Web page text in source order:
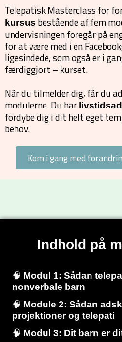
Telepatisk Masterclass for
kursus bestående af fem
undervisningen foregår på
for at være med i en
ligesindede, som også er i
færdiggjort – kurset.
Når du tilmelder dig, får du
modulerne. Du har
fordybe dig i dit helt eget
behov.
Kom i gang med
Indhold på
🧠 Modul 1: Sådan
nonverbale barn
🧠 Module 2: Sådan
projektioner og telepati
🧠 Modul 3: Dit barn er